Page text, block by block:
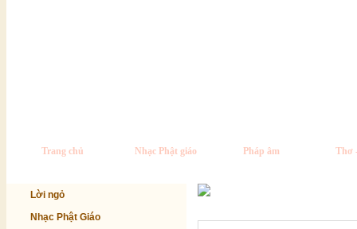
Trang chủ Nhạc Phật giáo Pháp âm Thơ
Lời ngỏ
Nhạc Phật Giáo